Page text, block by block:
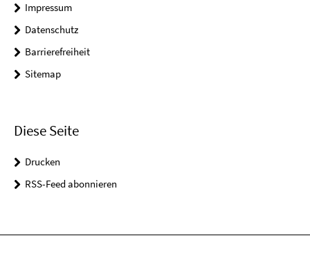
Impressum
Datenschutz
Barrierefreiheit
Sitemap
Diese Seite
Drucken
RSS-Feed abonnieren